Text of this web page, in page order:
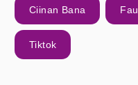
Ciinan Bana
Tiktok